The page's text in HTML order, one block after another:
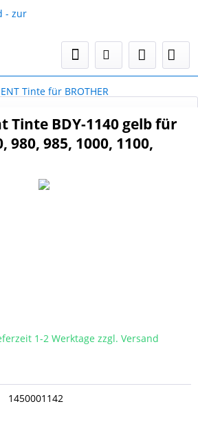
Tinte für BROTHER
Tinte BDY-1140 gelb für
980, 985, 1000, 1100,
1-2 Werktage zzgl. Versand
1450001142